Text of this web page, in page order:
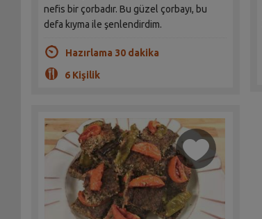
nefis bir çorbadır. Bu güzel çorbayı, bu
defa kıyma ile şenlendirdim.
Hazırlama 30 dakika
6 Kişilik